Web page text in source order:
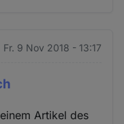
Fr. 9 Nov 2018 - 13:17
Artikel des